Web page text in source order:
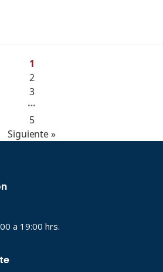
1
2
3
…
5
Siguiente »